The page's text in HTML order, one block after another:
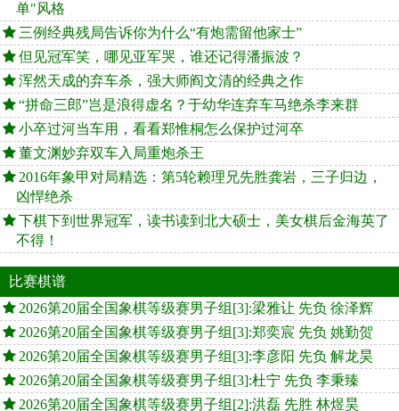
单"风格
三例经典残局告诉你为什么“有炮需留他家士”
但见冠军笑，哪见亚军哭，谁还记得潘振波？
浑然天成的弃车杀，强大师阎文清的经典之作
“拼命三郎”岂是浪得虚名？于幼华连弃车马绝杀李来群
小卒过河当车用，看看郑惟桐怎么保护过河卒
董文渊妙弃双车入局重炮杀王
2016年象甲对局精选：第5轮赖理兄先胜龚岩，三子归边，
凶悍绝杀
下棋下到世界冠军，读书读到北大硕士，美女棋后金海英了
不得！
比赛棋谱
2026第20届全国象棋等级赛男子组[3]:梁雅让 先负 徐泽辉
2026第20届全国象棋等级赛男子组[3]:郑奕宸 先负 姚勤贺
2026第20届全国象棋等级赛男子组[3]:李彦阳 先负 解龙昊
2026第20届全国象棋等级赛男子组[3]:杜宁 先负 李秉臻
2026第20届全国象棋等级赛男子组[2]:洪磊 先胜 林煜昊